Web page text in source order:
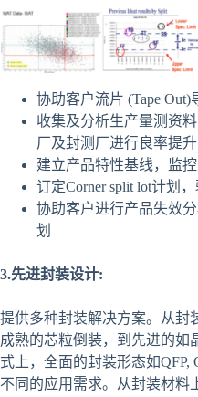
协助客户流片 (Tape Out)
收集及分析生产量测资
厂及封测厂进行良率提升
建立产品特性基线，监
订定Corner split lot计划
协助客户进行产品失效
划
3.先进封装设计:
提供多种封装解决方案。从封
成熟的芯粒倒装，到先进的如
式上，全面的封装形态如QFP,
不同的应用需求。从封装材料